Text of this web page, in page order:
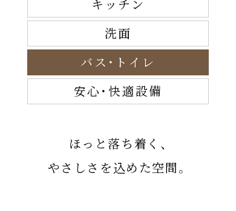
キッチン
洗面
バス・トイレ
安心・快適設備
ほっと落ち着く、
やさしさを込めた空間。